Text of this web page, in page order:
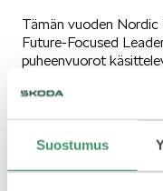
Suostumus
Tämän vuoden Nordic
Future-Focused
puheenvuorot
yrityskulttuurin
kuuluisa
Tänä vuonna puhujina
Harari(Sapiens,